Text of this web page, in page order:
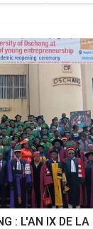
0
: L'AN IX DE LA